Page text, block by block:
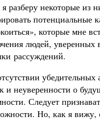
разберу некоторые из
потенциальные
которые мне
людей, уверенных
рассуждений.
убедительных
и неуверенности о
Следует
Но, как я вижу,